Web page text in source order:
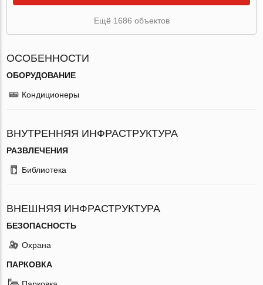
Ещё 1686 объектов
ОСОБЕННОСТИ
ОБОРУДОВАНИЕ
Кондиционеры
ВНУТРЕННЯЯ ИНФРАСТРУКТУРА
РАЗВЛЕЧЕНИЯ
Библиотека
ВНЕШНЯЯ ИНФРАСТРУКТУРА
БЕЗОПАСНОСТЬ
Охрана
ПАРКОВКА